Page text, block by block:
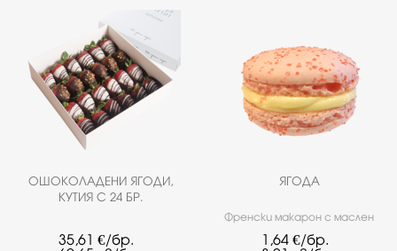
ОШОКОЛАДЕНИ ЯГОДИ,
КУТИЯ С 24 БР.
35,61€/бр.
ЯГОДА
Френски макарон с маслен
ягоди. Класически вкус -
1,64 €/бр.